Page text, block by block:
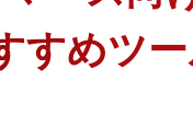
すめツ